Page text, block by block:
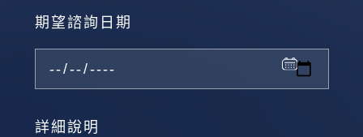
期望諮詢日期
詳細說明